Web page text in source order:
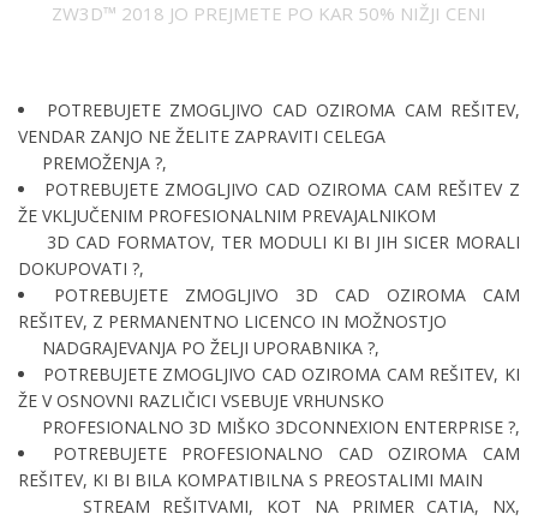
ZW3D™ 2018 JO PREJMETE PO KAR 50% NIŽJI CENI
POTREBUJETE ZMOGLJIVO CAD OZIROMA CAM REŠITEV,
VENDAR ZANJO NE ŽELITE ZAPRAVITI CELEGA
PREMOŽENJA ?,
POTREBUJETE ZMOGLJIVO CAD OZIROMA CAM REŠITEV Z
ŽE VKLJUČENIM PROFESIONALNIM PREVAJALNIKOM
3D CAD FORMATOV, TER MODULI KI BI JIH SICER MORALI
DOKUPOVATI ?,
POTREBUJETE ZMOGLJIVO 3D CAD OZIROMA CAM
REŠITEV, Z PERMANENTNO LICENCO IN MOŽNOSTJO
NADGRAJEVANJA PO ŽELJI UPORABNIKA ?,
POTREBUJETE ZMOGLJIVO CAD OZIROMA CAM REŠITEV, KI
ŽE V OSNOVNI RAZLIČICI VSEBUJE VRHUNSKO
PROFESIONALNO 3D MIŠKO 3DCONNEXION ENTERPRISE ?,
POTREBUJETE PROFESIONALNO CAD OZIROMA CAM
REŠITEV, KI BI BILA KOMPATIBILNA S PREOSTALIMI MAIN
STREAM REŠITVAMI, KOT NA PRIMER CATIA, NX,